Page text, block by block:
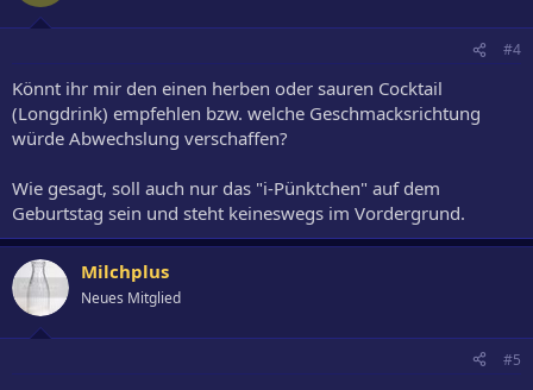
#4
Könnt ihr mir den einen herben oder sauren Cocktail
(Longdrink) empfehlen bzw. welche Geschmacksrichtung
würde Abwechslung verschaffen?
Wie gesagt, soll auch nur das "i-Pünktchen" auf dem
Geburtstag sein und steht keineswegs im Vordergrund.
Milchplus
Neues Mitglied
#5